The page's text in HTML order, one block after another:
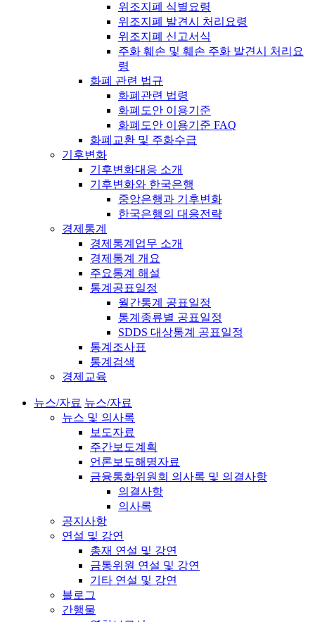
위조지폐 식별요령
위조지폐 발견시 처리요령
위조지폐 신고서식
주화 훼손 및 훼손 주화 발견시 처리요
령
화폐 관련 법규
화폐관련 법령
화폐도안 이용기준
화폐도안 이용기준 FAQ
화폐교환 및 주화수급
기후변화
기후변화대응 소개
기후변화와 한국은행
중앙은행과 기후변화
한국은행의 대응전략
경제통계
경제통계업무 소개
경제통계 개요
주요통계 해설
통계공표일정
월간통계 공표일정
통계종류별 공표일정
SDDS 대상통계 공표일정
통계조사표
통계검색
경제교육
뉴스/자료 뉴스/자료
뉴스 및 의사록
보도자료
주간보도계획
언론보도해명자료
금융통화위원회 의사록 및 의결사항
의결사항
의사록
공지사항
연설 및 강연
총재 연설 및 강연
금통위원 연설 및 강연
기타 연설 및 강연
블로그
간행물